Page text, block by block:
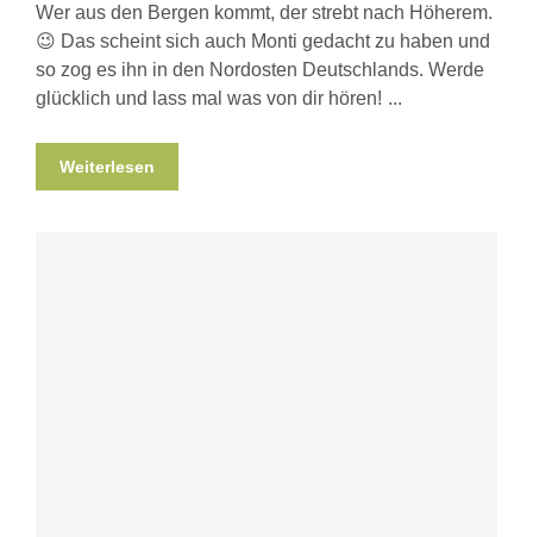
Wer aus den Bergen kommt, der strebt nach Höherem.
😉 Das scheint sich auch Monti gedacht zu haben und
so zog es ihn in den Nordosten Deutschlands. Werde
glücklich und lass mal was von dir hören!
Weiterlesen